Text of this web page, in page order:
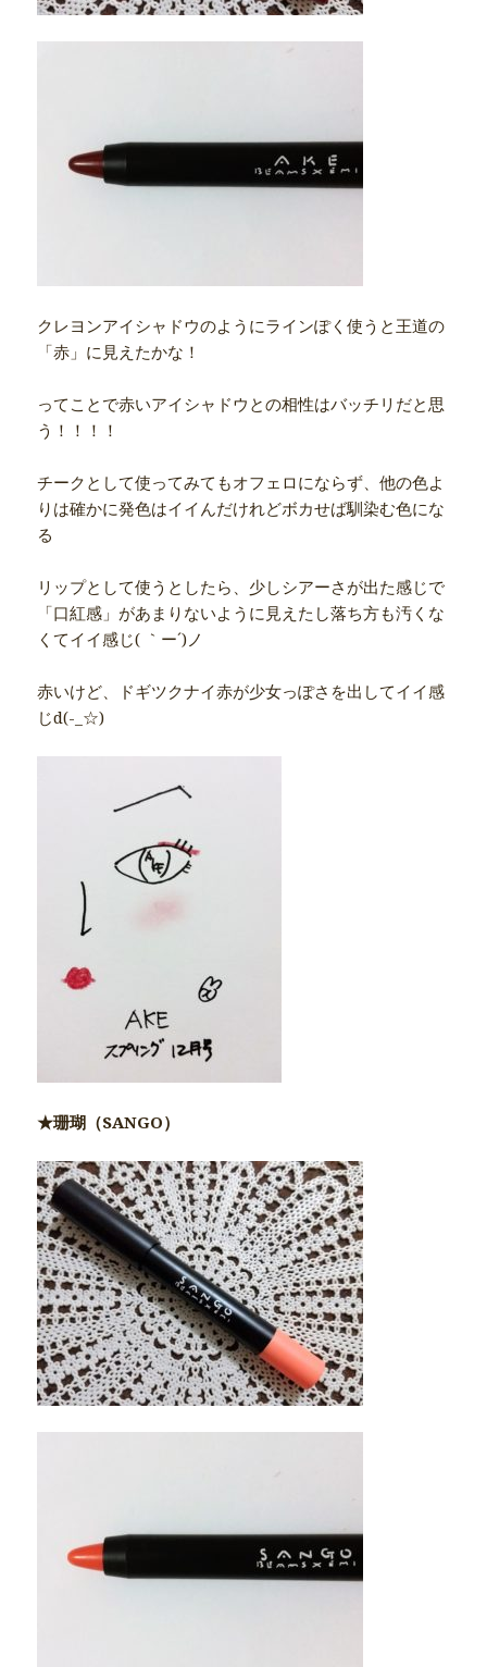
クレヨンアイシャドウのようにラインぽく使うと王道の
「赤」に見えたかな！
ってことで赤いアイシャドウとの相性はバッチリだと思
う！！！！
チークとして使ってみてもオフェロにならず、他の色よ
りは確かに発色はイイんだけれどボカせば馴染む色にな
る
リップとして使うとしたら、少しシアーさが出た感じで
「口紅感」があまりないように見えたし落ち方も汚くな
くてイイ感じ( ｀ー´)ノ
赤いけど、ドギツクナイ赤が少女っぽさを出してイイ感
じd(-_☆)
★珊瑚（SANGO）